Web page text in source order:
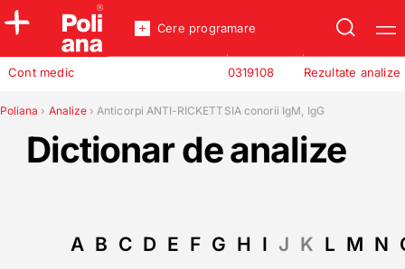
Policlinica
Incredere
Cont medic Rezultate analize
0319108
Cere programare
Poliana › Analize ›Anticorpi ANTI-RICKETTSIA conorii IgM, IgG
Dictionar de analize
A B C D E F G H I J K L M N